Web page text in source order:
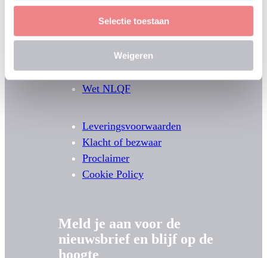
Selectie toestaan
Weigeren
English Information
Wet NLQF
Leveringsvoorwaarden
Klacht of bezwaar
Proclaimer
Cookie Policy
Meld je aan voor de
nieuwsbrief en blijf op de
hoogte